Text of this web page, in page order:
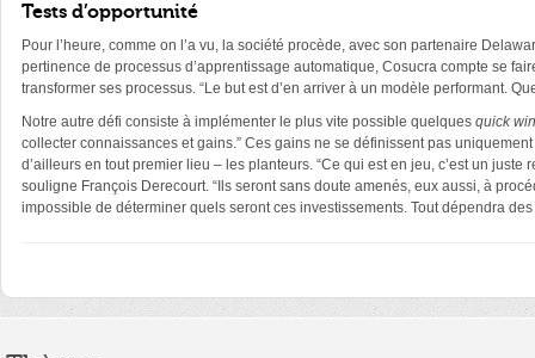
Tests d’opportunité
Pour l’heure, comme on l’a vu, la société procède, avec son partenaire
pertinence de processus d’apprentissage automatique, Cosucra compte se
transformer ses processus. “Le but est d’en arriver à un modèle performant.
Notre autre défi consiste à implémenter le plus vite possible quelques quick
collecter connaissances et gains.” Ces gains ne se définissent pas
d’ailleurs en tout premier lieu – les planteurs. “Ce qui est en jeu, c’est un
souligne François Derecourt. “Ils seront sans doute amenés, eux aussi, à
impossible de déterminer quels seront ces investissements. Tout dépendra